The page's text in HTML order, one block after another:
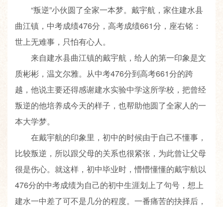
“叛逆”小伙圆了全家一本梦。 戴宇航， 家住建水县
曲江镇， 中考成绩476分， 高考成绩661分， 座右铭：
世上无难事，只怕有心人。
来自建水县曲江镇的戴宇航，给人的第一印象是文
质彬彬，温文尔雅。从中考476分到高考661分的跨
越，他说主要还得感谢建水实验中学这所学校，把曾经
叛逆的他培养成今天的样子，也帮助他圆了全家人的一
本大学梦。
在戴宇航的印象里，初中的时候由于自己不懂事，
比较叛逆，所以跟父母的关系也很紧张，为此曾让父母
很是伤心。就这样，初中毕业时，懵懵懂懂的戴宇航以
476分的中考成绩为自己的初中生涯划上了句号，想上
建水一中差了可不是几分的程度。一番痛苦的抉择后，